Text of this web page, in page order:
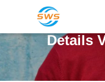
Details